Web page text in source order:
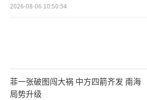
2026-08-06 10:50:54
菲一张破图闯大祸 中方四箭齐发 南海
局势升级